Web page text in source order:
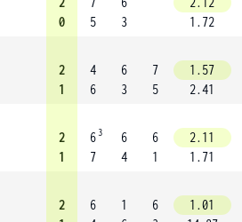
0
5
3
1.72
2
1
4
6
6
3
7
5
1.57
2.41
2
1
6 3
7
6
4
6
1
2.11
1.71
2
6
1
6
1.01